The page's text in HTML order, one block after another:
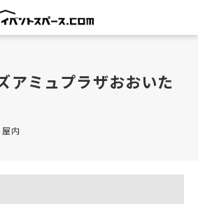
アミュプラザおおいた
屋内